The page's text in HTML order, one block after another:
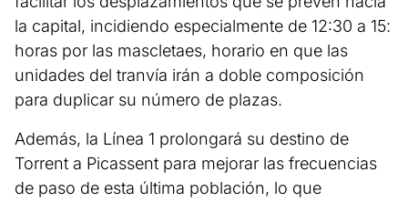
la capital, incidiendo especialmente de 12:30 a 15:
horas por las mascletaes, horario en que las
unidades del tranvía irán a doble composición
para duplicar su número de plazas.
Además, la Línea 1 prolongará su destino de
Torrent a Picassent para mejorar las frecuencias
de paso de esta última población, lo que